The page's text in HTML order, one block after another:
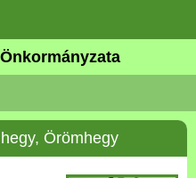
Örömhegy